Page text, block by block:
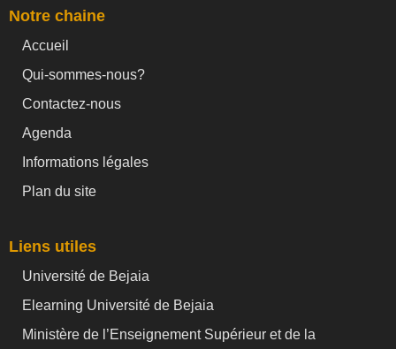
Notre chaine
Accueil
Qui-sommes-nous?
Contactez-nous
Agenda
Informations légales
Plan du site
Liens utiles
Université de Bejaia
Elearning Université de Bejaia
Ministère de l’Enseignement Supérieur et de la